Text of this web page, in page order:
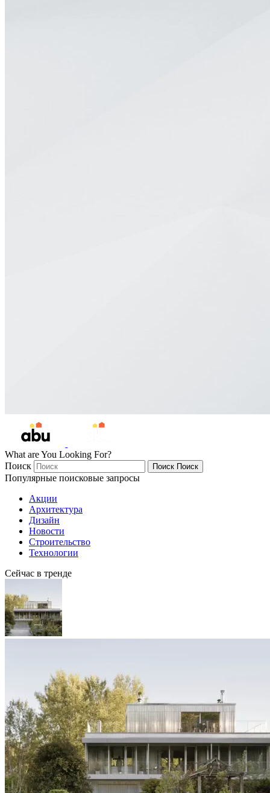
What are You Looking For?
Поиск
Поиск Поиск
Популярные поисковые запросы
Акции
Архитектура
Дизайн
Новости
Строительство
Технологии
Сейчас в тренде